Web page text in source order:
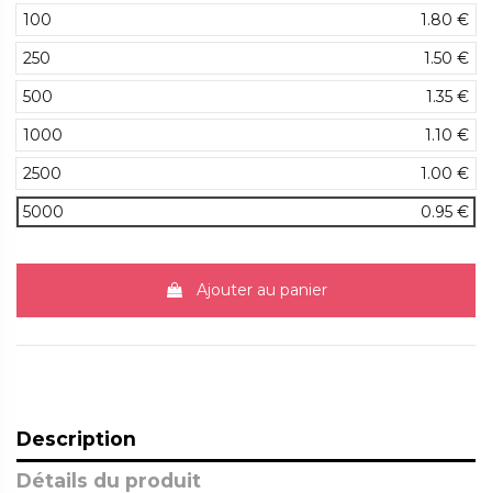
100
1.80 €
250
1.50 €
500
1.35 €
1000
1.10 €
2500
1.00 €
5000
0.95 €
Ajouter au panier
Description
Détails du produit